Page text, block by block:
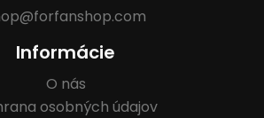
Informácie
O nás
osobných údajov